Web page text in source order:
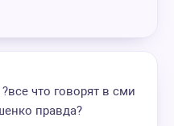
что говорят в сми
правда?